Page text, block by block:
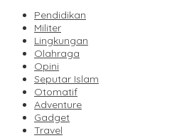
Pendidikan
Militer
Lingkungan
Olahraga
Opini
Seputar Islam
Otomatif
Adventure
Gadget
Travel